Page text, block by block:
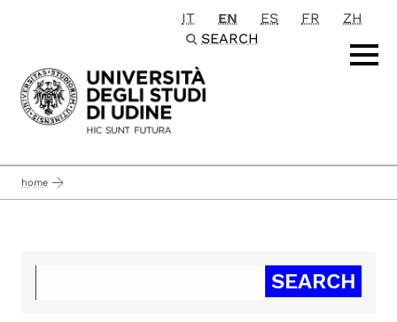
Passa al contenuto principale
IT EN ES FR
ZH
SEARCH
home